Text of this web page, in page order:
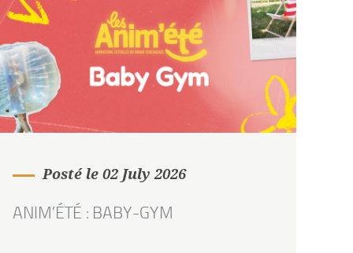
Posté le 02 July 2026
ANIM’ÉTÉ : BABY-GYM